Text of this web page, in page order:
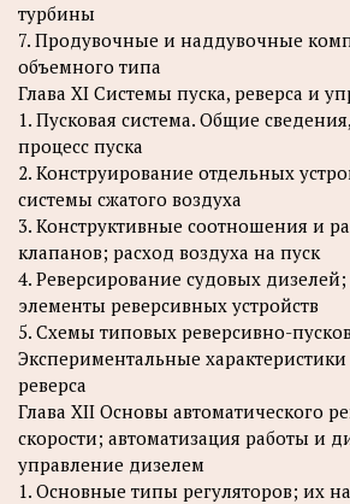
турбины
7. Продувочные и наддувочные
объемного типа
Глава XI Системы пуска, реверса и
1. Пусковая система. Общие
процесс пуска
2. Конструирование отдельных
системы сжатого воздуха
3. Конструктивные соотношения и
клапанов; расход воздуха на пуск
4. Реверсирование судовых
элементы реверсивных устройств
5. Схемы типовых реверсивно-
Экспериментальные
реверса
Глава XII Основы автоматического
скорости; автоматизация работы и
управление дизелем
1. Основные типы регуляторов; их